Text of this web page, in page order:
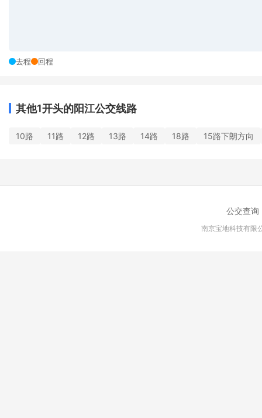
去程 回程
其他1开头的阳江公交线路
10路 11路 12路 13路 14路 18路 15路下朗方向
公交查询
南京宝地科技有限